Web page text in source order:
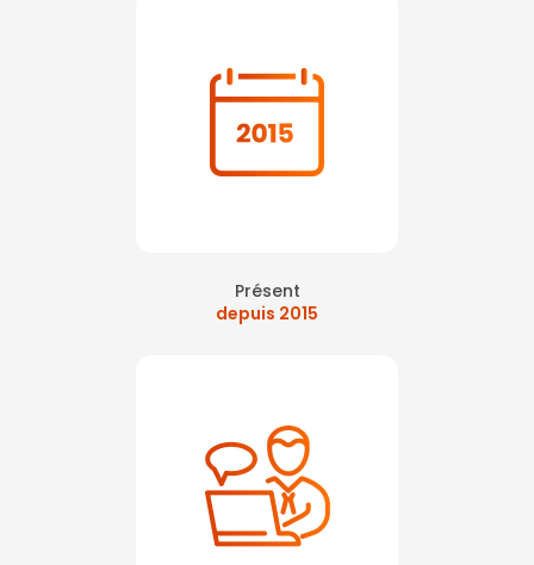
Présent
depuis 2015